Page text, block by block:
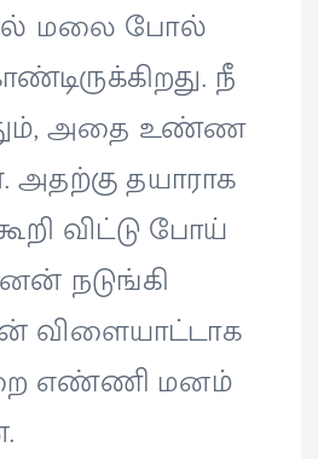
மலை போல்
நீ
அதை உண்ண
தயாராக
விட்டு போய்
நடுங்கி
விளையாட்டாக
எண்ணி மனம்